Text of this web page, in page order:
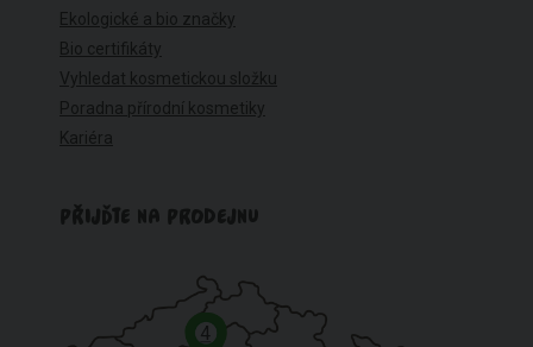
Ekologické a bio značky
Bio certifikáty
Vyhledat kosmetickou složku
Poradna přírodní kosmetiky
Kariéra
PŘIJĎTE NA PRODEJNU
4